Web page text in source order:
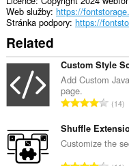
Web služby https://
Stránka podpory https://
Related
Custom Style
Add Custom
page.
C
l
k
14
Shuffle
Customize the